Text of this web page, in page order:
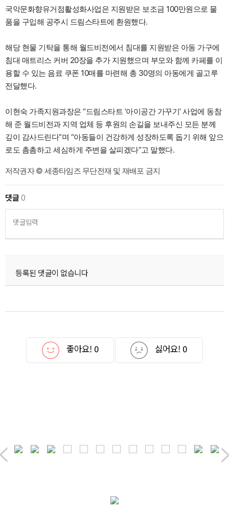
국악문화향유거점활성화사업은 지원받은 보조금 100만원으로 물
품을 구입해 공주시 드림스타트에 환원했다.
해당 현물 기탁을 통해 월드비전에서 침대를 지원받은 아동 가구에
침대 매트리스 커버 20장을 추가 지원했으며 부모와 함께 카페를 이
용할 수 있는 음료 쿠폰 10매를 마련해 총 30명의 아동에게 골고루
전달했다.
이현숙 가족지원과장은 “드림스타트 ‘아이공간 가꾸기’ 사업에 동참
해 준 월드비전과 지역 업체 등 후원의 손길을 보내주신 모든 분께
깊이 감사드린다”며 “아동들이 건강하게 성장하도록 돕기 위해 앞으
로도 촘촘하고 세심하게 주변을 살피겠다”고 말했다.
저작권자 © 세종타임즈 무단전재 및 재배포 금지
댓글0
댓글입력
등록된 댓글이 없습니다
좋아요! 0 싫어요! 0